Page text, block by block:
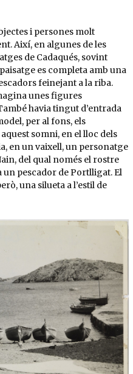
i persones molt
Així, en algunes de les
de Cadaqués, sovint
es completa amb una
feinejant a la riba.
unes figures
havia tingut d’entrada
per al fons, els
somni, en el lloc dels
en un vaixell, un personatge
del qual només el rostre
un pescador de Portlligat. El
una silueta a l’estil de